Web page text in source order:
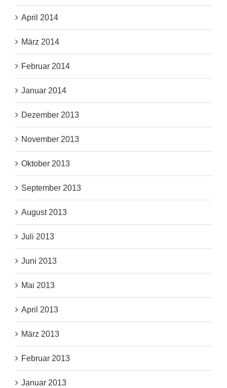
April 2014
März 2014
Februar 2014
Januar 2014
Dezember 2013
November 2013
Oktober 2013
September 2013
August 2013
Juli 2013
Juni 2013
Mai 2013
April 2013
März 2013
Februar 2013
Januar 2013